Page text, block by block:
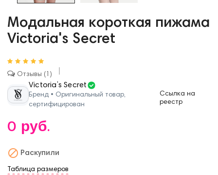
Модальная короткая пижама
Victoria's Secret
Отзывы
Victoria’s Secret
Бренд • Оригинальный товар,
сертифицирован
Ссылка на
реестр
0 руб.
 Раскупили
Таблица размеров